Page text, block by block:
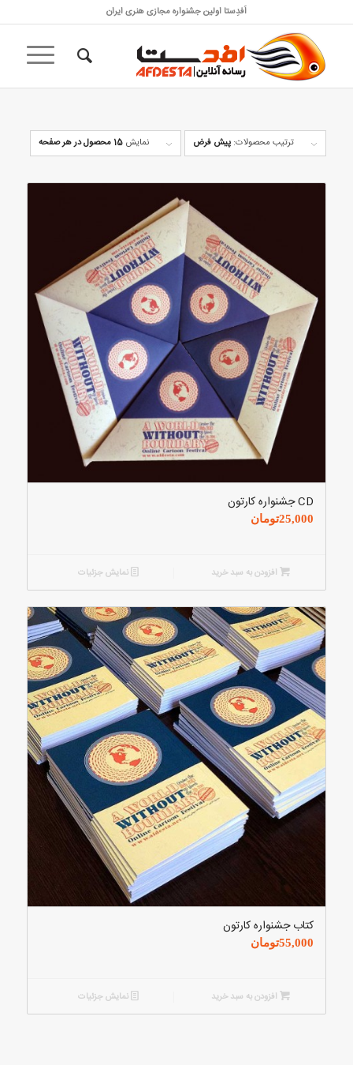
اَفدِستا اولین جشنواره مجازی هنری ایران
ترتیب محصولات: پیش فرض نمایش 15 محصول در هر صفحه
CD جشنواره کارتون
25,000تومان
افزودن به سبد خرید نمایش جزئیات
کتاب جشنواره کارتون
55,000تومان
افزودن به سبد خرید نمایش جزئیات